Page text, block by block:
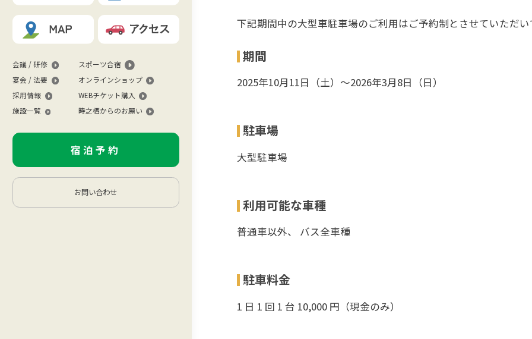
会議 / 研修
スポーツ合宿
宴会 / 法要
オンラインショップ
採用情報
WEBチケット購入
施設一覧
時之栖からのお願い
宿泊予約
お問い合わせ
下記期間中の大型車駐車場のご利用はご予約制とさせていただ
期間
2025年10月11日（土）～2026年3月8日（日）
駐車場
大型駐車場
利用可能な車種
普通車以外、 バス全車種
駐車料金
1 日 1 回 1 台 10,000 円（現金のみ）